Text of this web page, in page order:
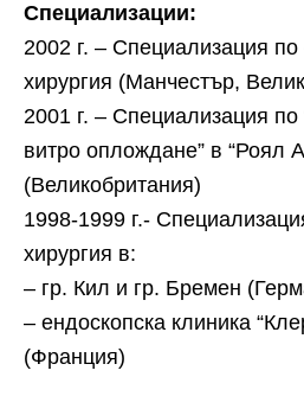
Специализации:
2002 г. – Специализация по
хирургия (Манчестър,
2001 г. – Специализация по
витро оплождане” в “Роял
(Великобритания)
1998-1999 г.-
хирургия в:
– гр. Кил и гр. Бремен
– ендоскопска клиника
(Франция)